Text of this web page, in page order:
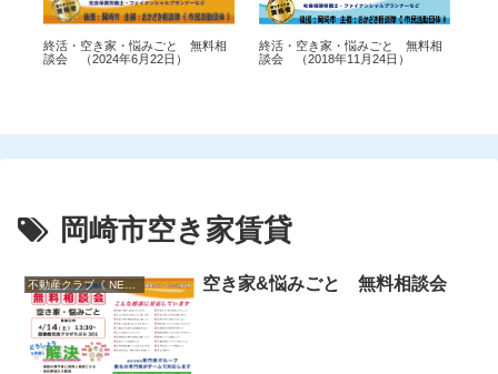
終活・空き家・悩みごと 無料相
談会 （2024年6月22日）
終活・空き家・悩みごと 無料相
談会 （2018年11月24日）
岡崎市空き家賃貸
空き家&悩みごと 無料相談会